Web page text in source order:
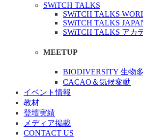
SWiTCH TALKS
SWiTCH TALKS
SWiTCH TALKS
SWiTCH TALKS アカ
MEETUP
BIODIVERSITY 生物
CACAO＆気候変動
イベント情報
教材
登壇実績
メディア掲載
CONTACT US